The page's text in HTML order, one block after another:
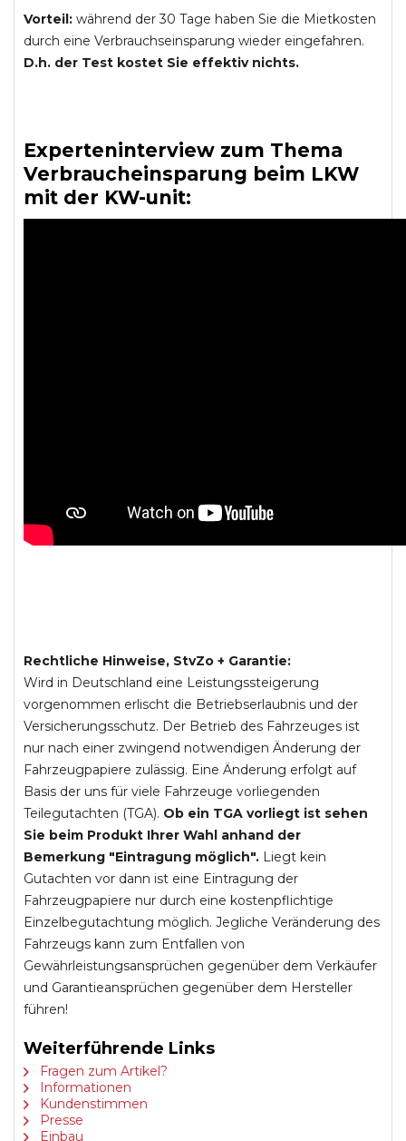
Vorteil: während der 30 Tage haben Sie die Mietkosten
durch eine Verbrauchseinsparung wieder eingefahren.
D.h. der Test kostet Sie effektiv nichts.
Experteninterview zum Thema
Verbraucheinsparung beim LKW
mit der KW-unit:
Rechtliche Hinweise, StvZo + Garantie:
Wird in Deutschland eine Leistungssteigerung
vorgenommen erlischt die Betriebserlaubnis und der
Versicherungsschutz. Der Betrieb des Fahrzeuges ist
nur nach einer zwingend notwendigen Änderung der
Fahrzeugpapiere zulässig. Eine Änderung erfolgt auf
Basis der uns für viele Fahrzeuge vorliegenden
Teilegutachten (TGA). Ob ein TGA vorliegt ist sehen
Sie beim Produkt Ihrer Wahl anhand der
Bemerkung "Eintragung möglich". Liegt kein
Gutachten vor dann ist eine Eintragung der
Fahrzeugpapiere nur durch eine kostenpflichtige
Einzelbegutachtung möglich. Jegliche Veränderung des
Fahrzeugs kann zum Entfallen von
Gewährleistungsansprüchen gegenüber dem Verkäufer
und Garantieansprüchen gegenüber dem Hersteller
führen!
Weiterführende Links
Fragen zum Artikel?
Informationen
Kundenstimmen
Presse
Einbau